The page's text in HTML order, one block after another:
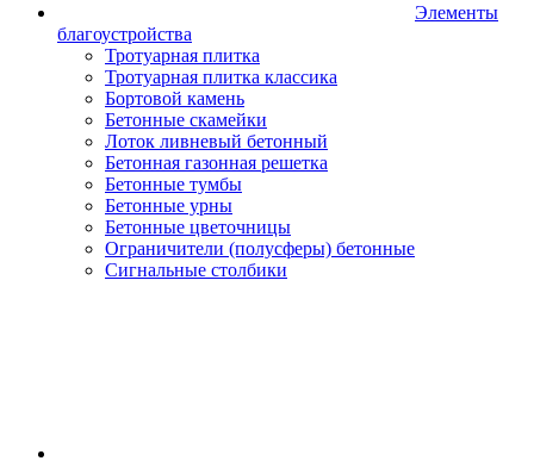
Элементы
благоустройства
Тротуарная плитка
Тротуарная плитка классика
Бортовой камень
Бетонные скамейки
Лоток ливневый бетонный
Бетонная газонная решетка
Бетонные тумбы
Бетонные урны
Бетонные цветочницы
Ограничители (полусферы) бетонные
Сигнальные столбики